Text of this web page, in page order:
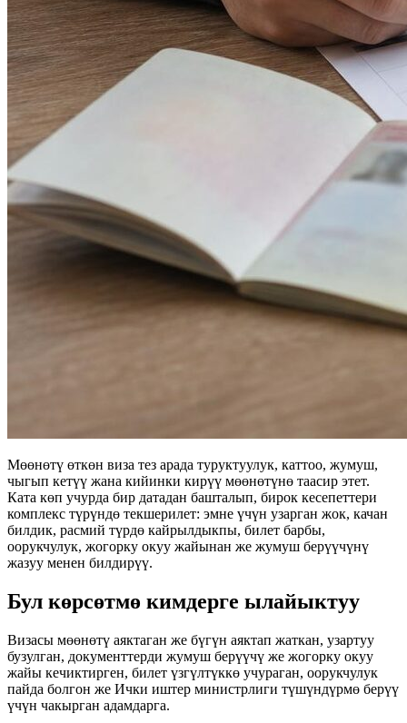
Мөөнөтү өткөн виза тез арада туруктуулук, каттоо, жумуш,
чыгып кетүү жана кийинки кирүү мөөнөтүнө таасир этет.
Ката көп учурда бир датадан башталып, бирок кесепеттери
комплекс түрүндө текшерилет: эмне үчүн узарган жок, качан
билдик, расмий түрдө кайрылдыкпы, билет барбы,
оорукчулук, жогорку окуу жайынан же жумуш берүүчүнү
жазуу менен билдирүү.
Бул көрсөтмө кимдерге ылайыктуу
Визасы мөөнөтү аяктаган же бүгүн аяктап жаткан, узартуу
бузулган, документтерди жумуш берүүчү же жогорку окуу
жайы кечиктирген, билет үзгүлтүккө учураган, оорукчулук
пайда болгон же Ички иштер министрлиги түшүндүрмө берүү
үчүн чакырган адамдарга.